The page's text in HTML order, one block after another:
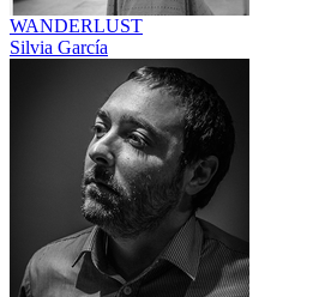
WANDERLUST
Silvia García